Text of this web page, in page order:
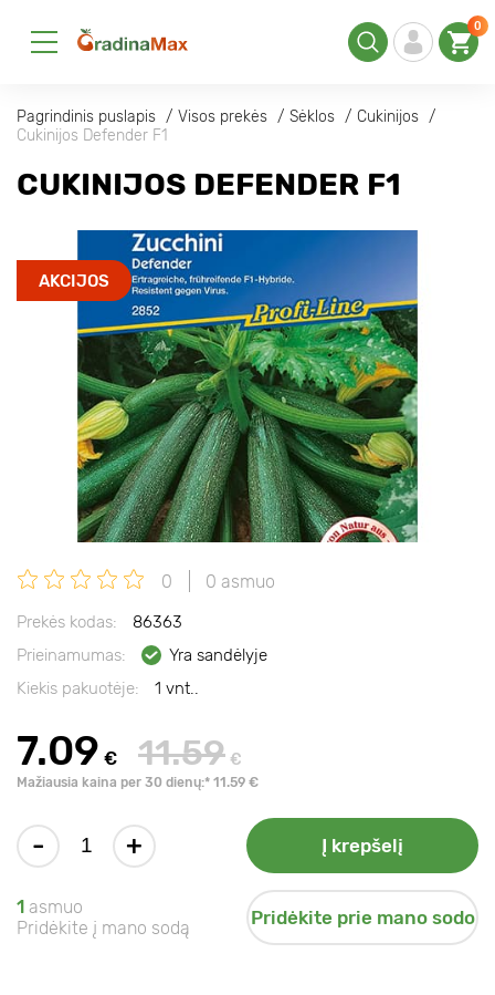
0
Pagrindinis puslapis Visos prekės Sėklos
Cukinijos
Cukinijos Defender F1
CUKINIJOS DEFENDER F1
AKCIJOS
0 0 asmuo
Prekės kodas:
86363
Prieinamumas:
Yra sandėlyje
Kiekis pakuotėje:
1 vnt..
7.09 € 11.59 €
Mažiausia kaina per 30 dienų:* 11.59 €
- + Į krepšelį
1 asmuo
Pridėkite į mano sodą
Pridėkite prie mano sodo